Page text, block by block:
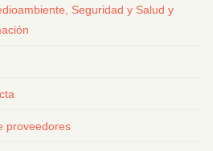
Seguridad y Salud y
proveedores